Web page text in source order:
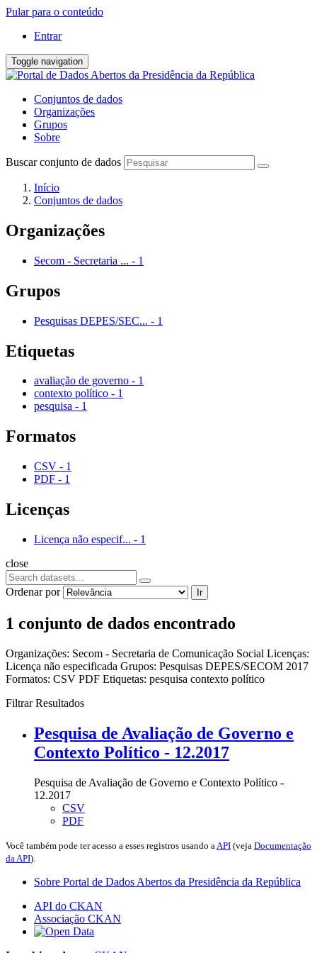
Pular para o conteúdo
Entrar
Toggle navigation
Conjuntos de dados
Organizações
Grupos
Sobre
Buscar conjunto de dados
Início
Conjuntos de dados
Organizações
Secom - Secretaria ... - 1
Grupos
Pesquisas DEPES/SEC... - 1
Etiquetas
avaliação de governo - 1
contexto político - 1
pesquisa - 1
Formatos
CSV - 1
PDF - 1
Licenças
Licença não especif... - 1
close
Ordenar por Ir
1 conjunto de dados encontrado
Organizações: Secom - Secretaria de Comunicação Social Licenças:
Licença não especificada Grupos: Pesquisas DEPES/SECOM 2017
Formatos: CSV PDF Etiquetas: pesquisa contexto político
Filtrar Resultados
Pesquisa de Avaliação de Governo e
Contexto Político - 12.2017
Pesquisa de Avaliação de Governo e Contexto Político -
12.2017
CSV
PDF
Você também pode ter acesso a esses registros usando a API (veja Documentação
da API).
Sobre Portal de Dados Abertos da Presidência da República
API do CKAN
Associação CKAN